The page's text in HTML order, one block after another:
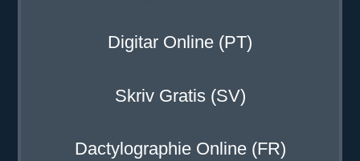
Digitar Online (PT)
Skriv Gratis (SV)
Dactylographie Online (FR)